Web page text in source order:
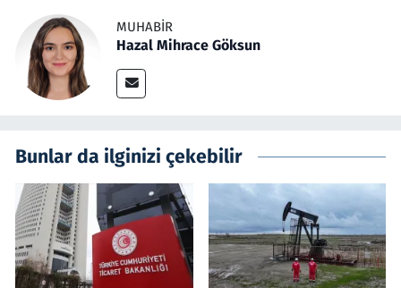
MUHABIR
Hazal Mihrace Göksun
Bunlar da ilginizi çekebilir